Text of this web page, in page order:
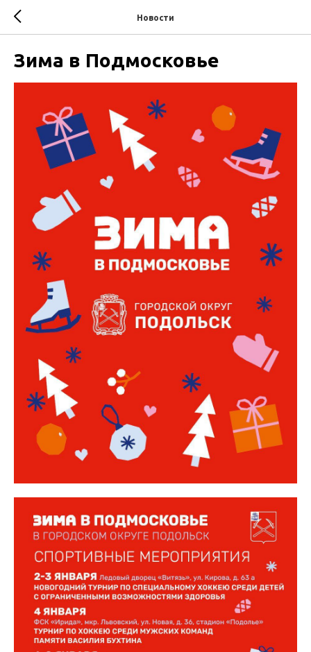
Новости
Зима в Подмосковье